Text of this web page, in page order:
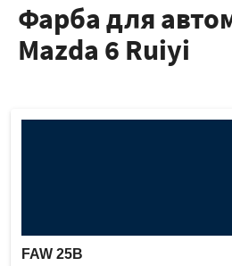
Фарба для
Mazda 6 Ruiyi
FAW 25B